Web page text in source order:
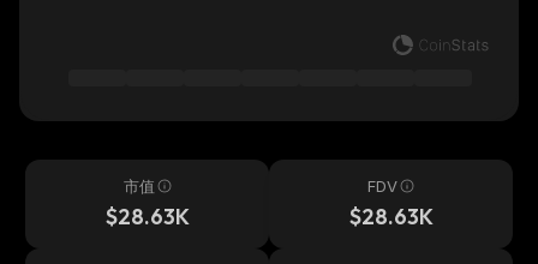
市值
$28.63K
FDV
$28.63K